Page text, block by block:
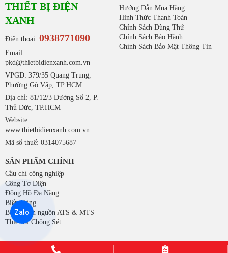
THIẾT BỊ ĐIỆN
XANH
Điện thoại: 0938771090
Email:
pkd@thietbidienxanh.com.vn
VPGD: 379/35 Quang Trung,
Phường Gò Vấp, TP HCM
Địa chỉ: 81/12/3 Đường Số 2, P.
Thủ Đức, TP.HCM
Website:
www.thietbidienxanh.com.vn
Mã số thuế: 0314075687
Hướng Dẫn Mua Hàng
Hình Thức Thanh Toán
Chính Sách Dùng Thử
Chính Sách Bảo Hành
Chính Sách Bảo Mật Thông Tin
SẢN PHẨM CHÍNH
Cầu chì công nghiệp
Công Tơ Điện
Đồng Hồ Đa Năng
Biến Dòng
Bộ chuyển nguồn ATS & MTS
Thiết Bị Chống Sét
Zalo